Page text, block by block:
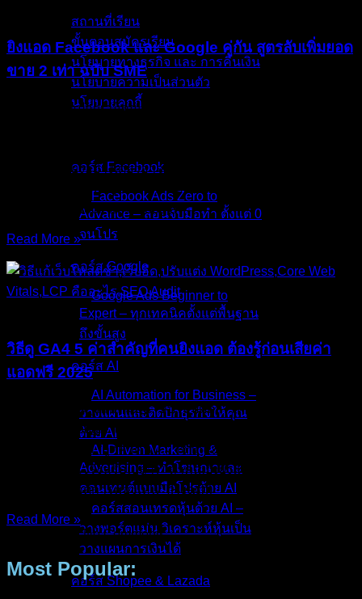
สถานที่เรียน
ขั้นตอนสมัครเรียน
นโยบายทางธุรกิจ และ การคืนเงิน
นโยบายความเป็นส่วนตัว
นโยบายคุกกี้
คอร์ส Facebook
Facebook Ads Zero to
Advance – สอนจับมือทำ ตั้งแต่ 0
จนโปร
คอร์ส Google
Google Ads Beginner to
Expert – ทุกเทคนิคตั้งแต่พื้นฐาน
ถึงขั้นสูง
คอร์ส AI
AI Automation for Business –
วางแผนและติดปีกธุรกิจให้คุณ
ด้วย AI
AI-Driven Marketing &
Advertising – ทำโฆษณาและ
คอนเทนต์แบบมือโปรด้วย AI
คอร์สสอนเทรดหุ้นด้วย AI –
วางพอร์ตแม่น วิเคราะห์หุ้นเป็น
วางแผนการเงินได้
คอร์ส Shopee & Lazada
ยิงแอด Facebook และ Google คู่กัน สูตรลับเพิ่มยอด
ขาย 2 เท่า ฉบับ SME
คุณกำลังเจอปัญหานี้อยู่หรือไม่? ยิงแอด Facebook ไปเยอะแต่
เครื่องมือเพียงอย่างเดียวอาจจะไม่เพียงพออีกต่อไปในยุคการ
แข่งขันสูง วันนี้ Project John จะพาคุณมาดูความจริงที่ว่าทำไม
ยิงแอด Facebook และ Google
Read More »
วิธีดู GA4 5 ค่าสำคัญที่คนยิงแอด ต้องรู้ก่อนเสียค่า
แอดฟรี 2025
คุณเคยมีความรู้สึกเหมือน “ขับรถปิดตา” ไหมครับ? จ่ายค่าแอด
Facebook/Google ไปเดือนละหลายหมื่น ยอดขายก็พอมี… แต่
ตอบไม่ได้เลยว่า “ลูกค้าคนนี้ มาจากแอดตัวไหน?” หรือ “เงินที่
จ่ายไป คุ้มทุนจริงหรือเปล่า?” ถ้าคุณยังยิงแอดโดยดูแค่ “ยอด
ไลก์” หรือ “ยอดการมองเห็น” (Reach)
Read More »
27/Nov/2025No Comments
Most Popular: